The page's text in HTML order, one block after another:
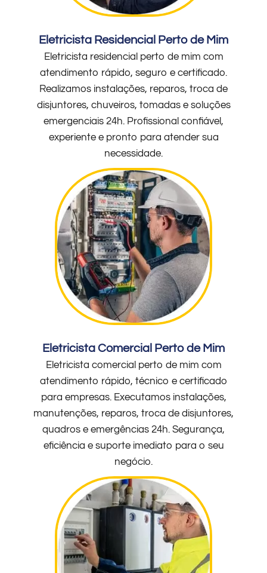
Eletricista Residencial Perto de Mim
Eletricista residencial perto de mim com
atendimento rápido, seguro e certificado.
Realizamos instalações, reparos, troca de
disjuntores, chuveiros, tomadas e soluções
emergenciais 24h. Profissional confiável,
experiente e pronto para atender sua
necessidade.
Eletricista Comercial Perto de Mim
Eletricista comercial perto de mim com
atendimento rápido, técnico e certificado
para empresas. Executamos instalações,
manutenções, reparos, troca de disjuntores,
quadros e emergências 24h. Segurança,
eficiência e suporte imediato para o seu
negócio.